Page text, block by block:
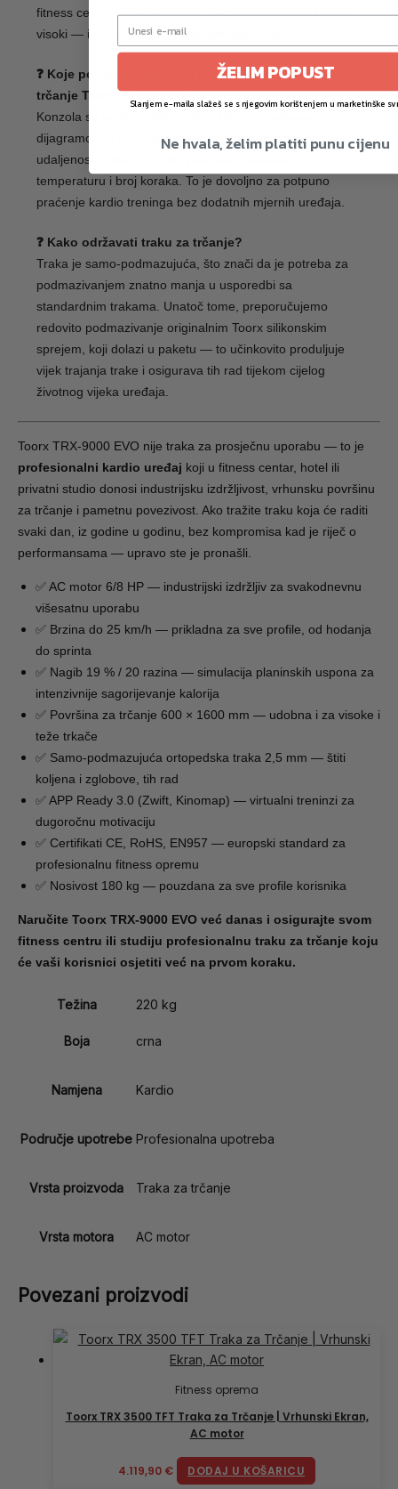
fitness centre i hotele, gdje su zahtjevi za niskom bukom
visoki — i to se osjeti u svakodnevnom radu.
❓ Koje podatke o treningu prikazuje konzola trake za
trčanje Toorx TRX-9000 EVO?
Konzola sa sedam LED zaslona i jednim zaslonom s
dijagramom u stvarnom vremenu prikazuje brzinu, puls,
udaljenost, vrijeme, nagib, potrošene kalorije,
temperaturu i broj koraka. To je dovoljno za potpuno
praćenje kardio treninga bez dodatnih mjernih uređaja.
❓ Kako održavati traku za trčanje?
Traka je samo-podmazujuća, što znači da je potreba za
podmazivanjem znatno manja u usporedbi sa
standardnim trakama. Unatoč tome, preporučujemo
redovito podmazivanje originalnim Toorx silikonskim
sprejem, koji dolazi u paketu — to učinkovito produljuje
vijek trajanja trake i osigurava tih rad tijekom cijelog
životnog vijeka uređaja.
Toorx TRX-9000 EVO nije traka za prosječnu uporabu — to je
profesionalni kardio uređaj koji u fitness centar, hotel ili
privatni studio donosi industrijsku izdržljivost, vrhunsku površinu
za trčanje i pametnu povezivost. Ako tražite traku koja će raditi
svaki dan, iz godine u godinu, bez kompromisa kad je riječ o
performansama — upravo ste je pronašli.
✅ AC motor 6/8 HP — industrijski izdržljiv za svakodnevnu
višesatnu uporabu
✅ Brzina do 25 km/h — prikladna za sve profile, od hodanja
do sprinta
✅ Nagib 19 % / 20 razina — simulacija planinskih uspona za
intenzivnije sagorijevanje kalorija
✅ Površina za trčanje 600 × 1600 mm — udobna i za visoke i
teže trkače
✅ Samo-podmazujuća ortopedska traka 2,5 mm — štiti
koljena i zglobove, tih rad
✅ APP Ready 3.0 (Zwift, Kinomap) — virtualni treninzi za
dugoročnu motivaciju
✅ Certifikati CE, RoHS, EN957 — europski standard za
profesionalnu fitness opremu
✅ Nosivost 180 kg — pouzdana za sve profile korisnika
Naručite Toorx TRX-9000 EVO već danas i osigurajte svom
fitness centru ili studiju profesionalnu traku za trčanje koju
će vaši korisnici osjetiti već na prvom koraku.
Težina 220 kg
Boja crna
Namjena Kardio
Područje upotrebe Profesionalna upotreba
Vrsta proizvoda Traka za trčanje
Vrsta motora AC motor
Povezani proizvodi
Fitness oprema
Toorx TRX 3500 TFT Traka za Trčanje | Vrhunski Ekran,
AC motor
4.119,90 € DODAJ U KOŠARICU
ŽELIM POPUST
Slanjem e-maila slažeš se s njegovim korištenjem u marketinške
Ne hvala, želim platiti punu cijenu